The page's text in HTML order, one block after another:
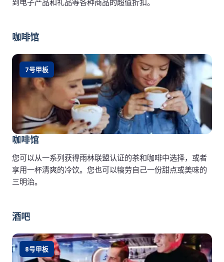
到电子产品和礼品等各种商品的超值折扣。
咖啡馆
咖啡馆
您可以从一系列获得雨林联盟认证的茶和咖啡中选择，或者
享用一杯清爽的冷饮。您也可以犒劳自己一份甜点或美味的
三明治。
7号甲板
酒吧
8号甲板